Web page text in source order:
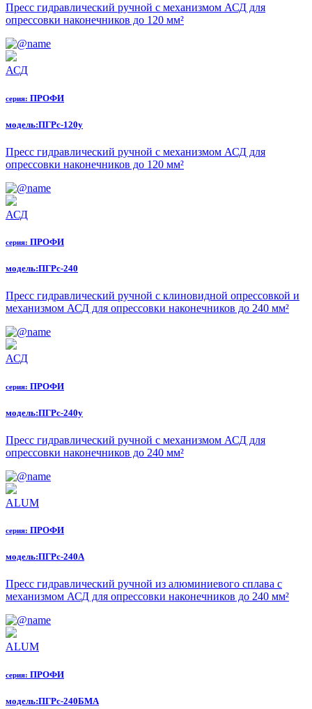
Пресс гидравлический ручной с механизмом АСД для
опрессовки наконечников до 120 мм²
АСД
серия: ПРОФИ
модель:ПГРс-120у
Пресс гидравлический ручной с механизмом АСД для
опрессовки наконечников до 120 мм²
АСД
серия: ПРОФИ
модель:ПГРс-240
Пресс гидравлический ручной с клиновидной опрессовкой и
механизмом АСД для опрессовки наконечников до 240 мм²
АСД
серия: ПРОФИ
модель:ПГРс-240у
Пресс гидравлический ручной с механизмом АСД для
опрессовки наконечников до 240 мм²
ALUM
серия: ПРОФИ
модель:ПГРс-240А
Пресс гидравлический ручной из алюминиевого сплава с
механизмом АСД для опрессовки наконечников до 240 мм²
ALUM
серия: ПРОФИ
модель:ПГРс-240БМА